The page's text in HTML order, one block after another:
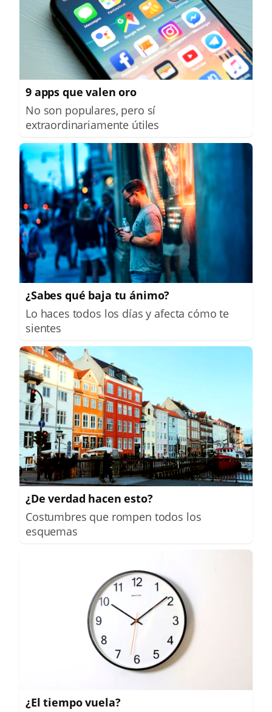
9 apps que valen oro
No son populares, pero sí
extraordinariamente útiles
¿Sabes qué baja tu ánimo?
Lo haces todos los días y afecta cómo te
sientes
¿De verdad hacen esto?
Costumbres que rompen todos los
esquemas
¿El tiempo vuela?